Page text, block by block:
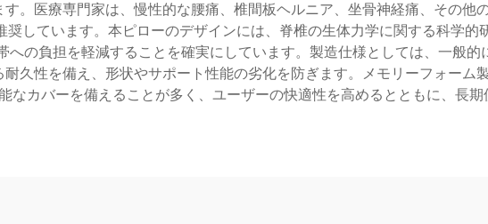
。医療専門家は、慢性的な腰痛、椎間板ヘルニア、坐骨神経痛、その他
奨しています。本ピローのデザインには、脊椎の生体力学に関する科学
への負担を軽減することを確実にしています。製造仕様としては、一般
久性を備え、形状やサポート性能の劣化を防ぎます。メモリーフォーム
なカバーを備えることが多く、ユーザーの快適性を高めるとともに、長期